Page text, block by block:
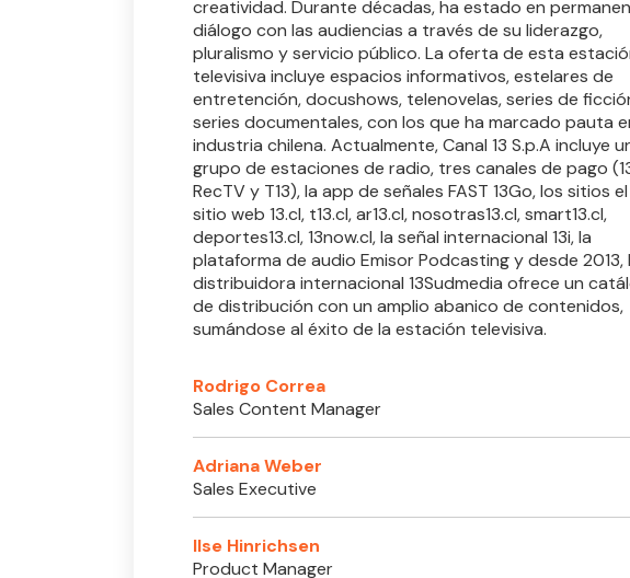
creatividad. Durante décadas, ha estado en
diálogo con las audiencias a través de su liderazgo,
pluralismo y servicio público. La oferta de esta
televisiva incluye espacios informativos, estelares de
entretención, docushows, telenovelas, series de
series documentales, con los que ha marcado pauta
industria chilena. Actualmente, Canal 13 S.p.A incluye
grupo de estaciones de radio, tres canales de pago
RecTV y T13), la app de señales FAST 13Go, los sitios el
sitio web 13.cl, t13.cl, ar13.cl, nosotras13.cl, smart13.cl,
deportes13.cl, 13now.cl, la señal internacional 13i, la
plataforma de audio Emisor Podcasting y desde 2013,
distribuidora internacional 13Sudmedia ofrece un
de distribución con un amplio abanico de contenidos,
sumándose al éxito de la estación televisiva.
Rodrigo Correa
Sales Content Manager
Adriana Weber
Sales Executive
Ilse Hinrichsen
Product Manager